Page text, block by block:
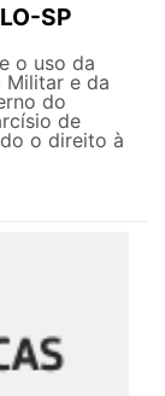
SP
o uso da
e da
do
de
o direito à